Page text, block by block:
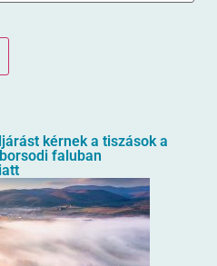
kérnek a tiszások a
faluban